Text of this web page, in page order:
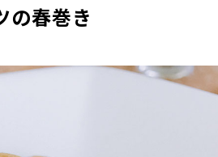
の春巻き